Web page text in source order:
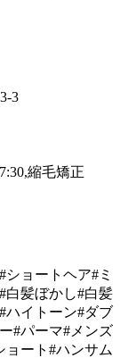
3
縮毛矯正
ョートヘア#ミ
白髪ぼかし#白髪
ハイトーン#ダブ
#パーマ#メンズ
ョート#ハンサム